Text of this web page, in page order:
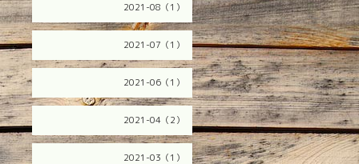
2021-08（1）
2021-07（1）
2021-06（1）
2021-04（2）
2021-03（1）